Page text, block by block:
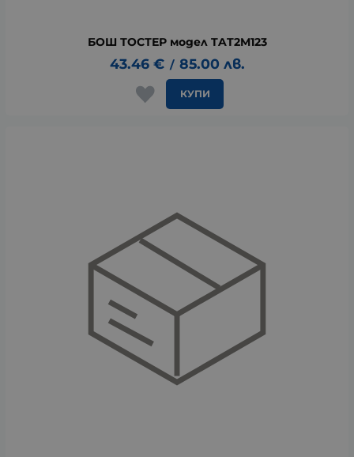
БОШ ТОСТЕР модел TAT2M123
43.46 € / 85.00 лв.
КУПИ